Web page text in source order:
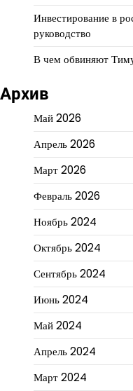
Инвестирование в
руководство
В чем обвиняют
Архив
Май 2026
Апрель 2026
Март 2026
Февраль 2026
Ноябрь 2024
Октябрь 2024
Сентябрь 2024
Июнь 2024
Май 2024
Апрель 2024
Март 2024